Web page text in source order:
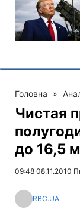
Головна »
Чистая
до 16,5
09:48 08.11.2010
RBC.UA